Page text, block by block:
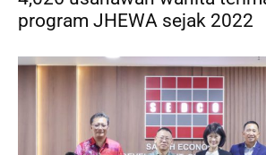
program JHEWA sejak 2022